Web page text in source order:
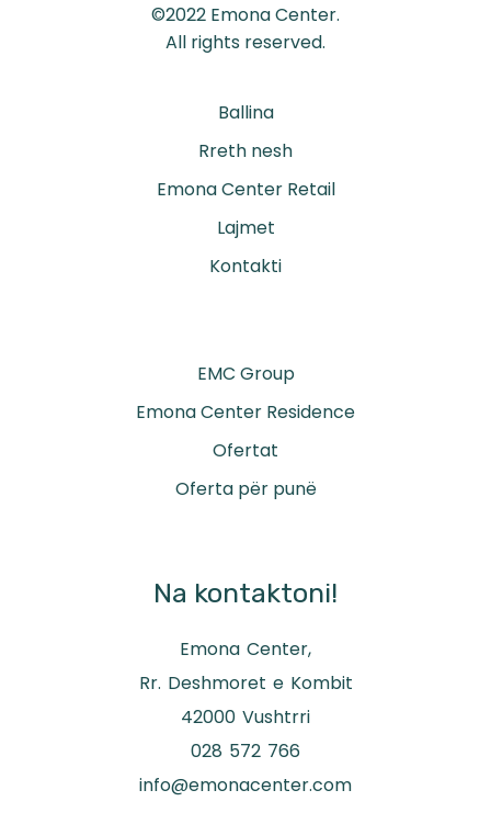
©2022 Emona Center.
All rights reserved.
Ballina
Rreth nesh
Emona Center Retail
Lajmet
Kontakti
EMC Group
Emona Center Residence
Ofertat
Oferta për punë
Na kontaktoni!
Emona Center,
Rr. Deshmoret e Kombit
42000 Vushtrri
028 572 766
info@emonacenter.com